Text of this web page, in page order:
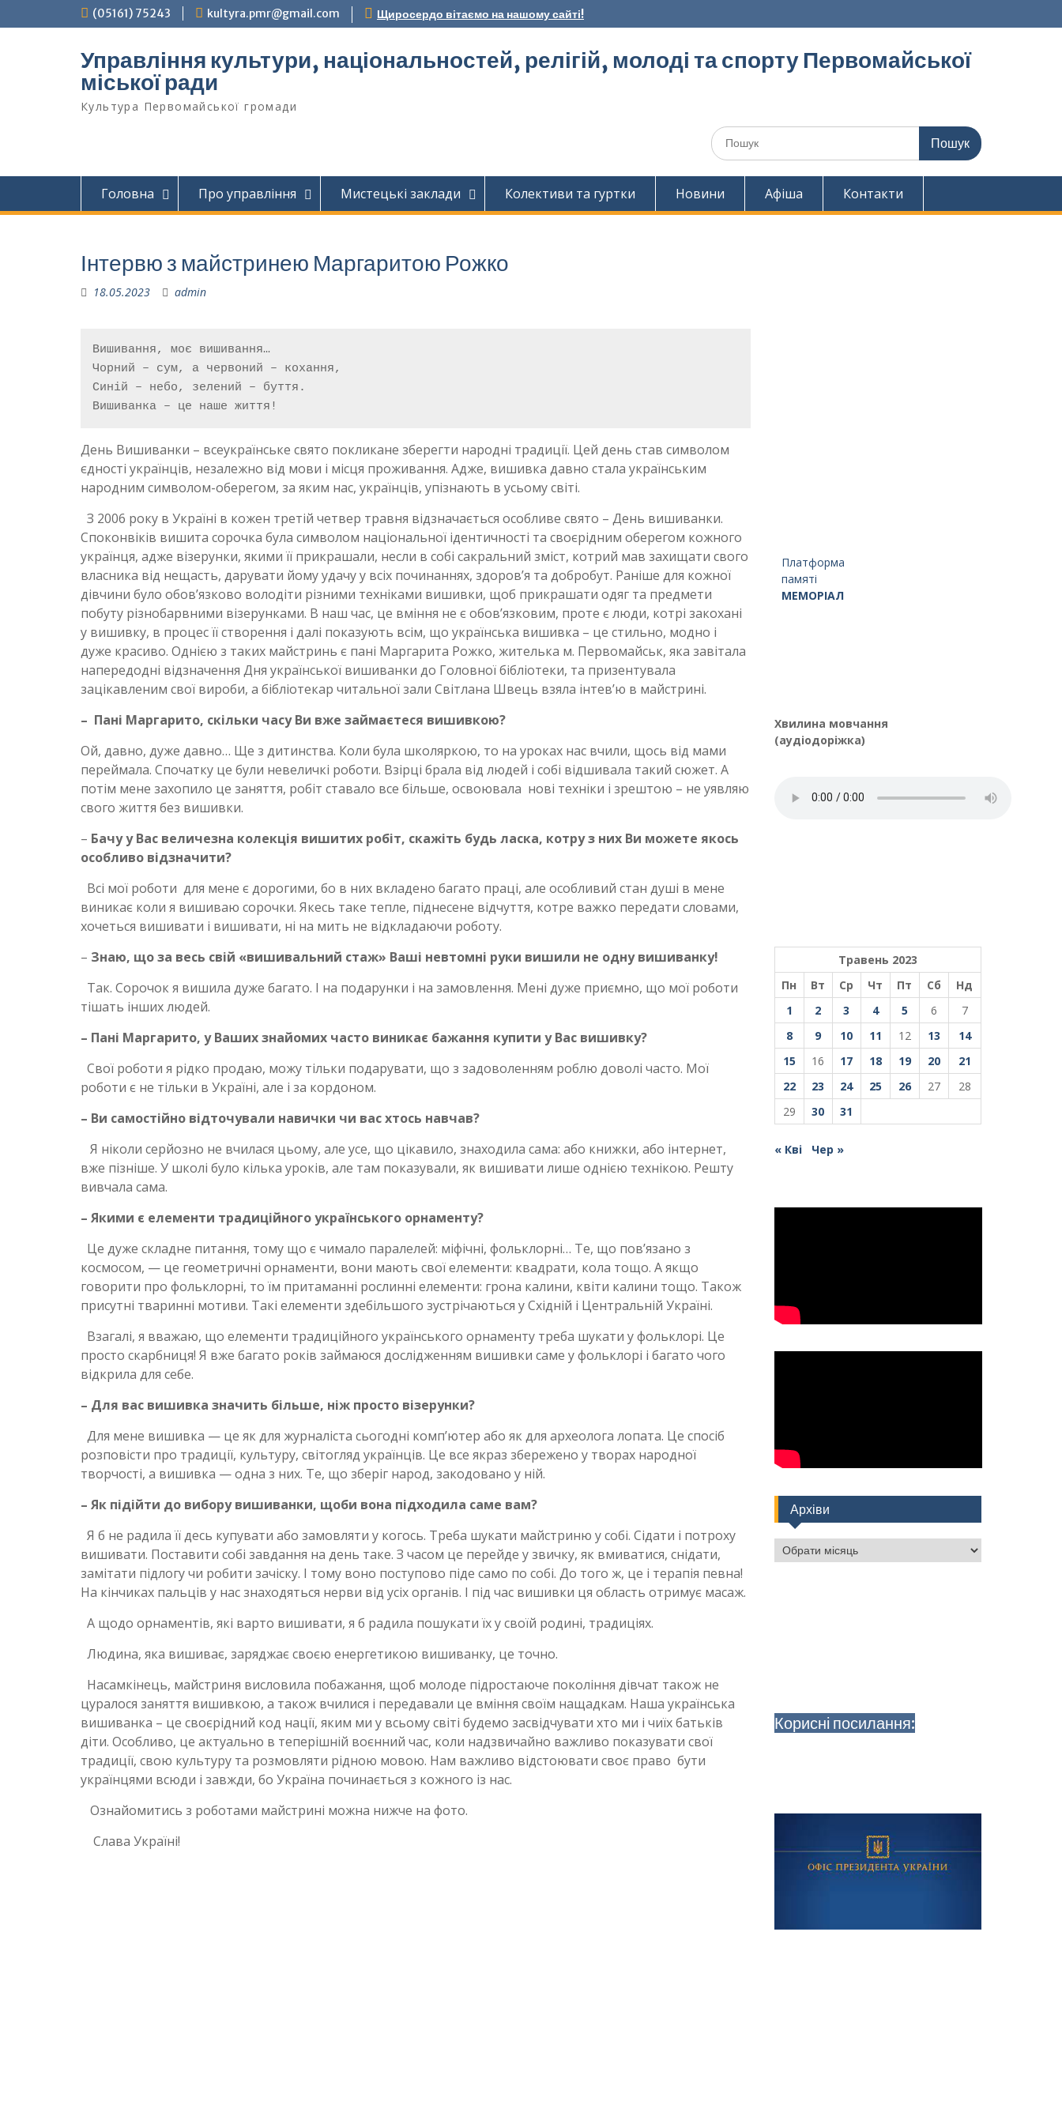
до
(05161) 75243 kultyra.pmr@gmail.com Щиросердо вітаємо на нашому сайті!
Управління культури, національностей, релігій, молоді та спорту Первомайської
міської ради
Культура Первомайcької громади
Шукати:
Головна Про управління Мистецькі заклади Колективи та гуртки Новини Афіша Контакти
Інтервю з майстринею Маргаритою Рожко
18.05.2023 admin
Вишивання, моє вишивання…
Чорний – сум, а червоний – кохання,
Синій – небо, зелений – буття.
День Вишиванки – всеукраїнське свято покликане зберегти народні традиції. Цей день став символом
єдності українців, незалежно від мови і місця проживання. Адже, вишивка давно стала українським
народним символом-оберегом, за яким нас, українців, упізнають в усьому світі.
З 2006 року в Україні в кожен третій четвер травня відзначається особливе свято – День вишиванки.
Споконвіків вишита сорочка була символом національної ідентичності та своєрідним оберегом кожного
українця, адже візерунки, якими її прикрашали, несли в собі сакральний зміст, котрий мав захищати свого
власника від нещасть, дарувати йому удачу у всіх починаннях, здоров’я та добробут. Раніше для кожної
дівчини було обов’язково володіти різними техніками вишивки, щоб прикрашати одяг та предмети
побуту різнобарвними візерунками. В наш час, це вміння не є обов’язковим, проте є люди, котрі закохані
у вишивку, в процес її створення і далі показують всім, що українська вишивка – це стильно, модно і
дуже красиво. Однією з таких майстринь є пані Маргарита Рожко, жителька м. Первомайськ, яка завітала
напередодні відзначення Дня української вишиванки до Головної бібліотеки, та призентувала
зацікавленим свої вироби, а бібліотекар читальної зали Світлана Швець взяла інтев’ю в майстрині.
– Пані Маргарито, скільки часу Ви вже займаєтеся вишивкою?
Ой, давно, дуже давно… Ще з дитинства. Коли була школяркою, то на уроках нас вчили, щось від мами
переймала. Спочатку це були невеличкі роботи. Взірці брала від людей і собі відшивала такий сюжет. А
потім мене захопило це заняття, робіт ставало все більше, освоювала нові техніки і зрештою – не уявляю
свого життя без вишивки.
– Бачу у Вас величезна колекція вишитих робіт, скажіть будь ласка, котру з них Ви можете якось
особливо відзначити?
Всі мої роботи для мене є дорогими, бо в них вкладено багато праці, але особливий стан душі в мене
виникає коли я вишиваю сорочки. Якесь таке тепле, піднесене відчуття, котре важко передати словами,
хочеться вишивати і вишивати, ні на мить не відкладаючи роботу.
– Знаю, що за весь свій «вишивальний стаж» Ваші невтомні руки вишили не одну вишиванку!
Так. Сорочок я вишила дуже багато. І на подарунки і на замовлення. Мені дуже приємно, що мої роботи
тішать інших людей.
– Пані Маргарито, у Ваших знайомих часто виникає бажання купити у Вас вишивку?
Свої роботи я рідко продаю, можу тільки подарувати, що з задоволенням роблю доволі часто. Мої
роботи є не тільки в Україні, але і за кордоном.
– Ви самостійно відточували навички чи вас хтось навчав?
Я ніколи серйозно не вчилася цьому, але усе, що цікавило, знаходила сама: або книжки, або інтернет,
вже пізніше. У школі було кілька уроків, але там показували, як вишивати лише однією технікою. Решту
вивчала сама.
– Якими є елементи традиційного українського орнаменту?
Це дуже складне питання, тому що є чимало паралелей: міфічні, фольклорні… Те, що пов’язано з
космосом, — це геометричні орнаменти, вони мають свої елементи: квадрати, кола тощо. А якщо
говорити про фольклорні, то їм притаманні рослинні елементи: грона калини, квіти калини тощо. Також
присутні тваринні мотиви. Такі елементи здебільшого зустрічаються у Східній і Центральній Україні.
Взагалі, я вважаю, що елементи традиційного українського орнаменту треба шукати у фольклорі. Це
просто скарбниця! Я вже багато років займаюся дослідженням вишивки саме у фольклорі і багато чого
відкрила для себе.
– Для вас вишивка значить більше, ніж просто візерунки?
Для мене вишивка — це як для журналіста сьогодні комп’ютер або як для археолога лопата. Це спосіб
розповісти про традиції, культуру, світогляд українців. Це все якраз збережено у творах народної
творчості, а вишивка — одна з них. Те, що зберіг народ, закодовано у ній.
– Як підійти до вибору вишиванки, щоби вона підходила саме вам?
Я б не радила її десь купувати або замовляти у когось. Треба шукати майстриню у собі. Сідати і потроху
вишивати. Поставити собі завдання на день таке. З часом це перейде у звичку, як вмиватися, снідати,
замітати підлогу чи робити зачіску. І тому воно поступово піде само по собі. До того ж, це і терапія певна!
На кінчиках пальців у нас знаходяться нерви від усіх органів. І під час вишивки ця область отримує масаж.
А щодо орнаментів, які варто вишивати, я б радила пошукати їх у своїй родині, традиціях.
Людина, яка вишиває, заряджає своєю енергетикою вишиванку, це точно.
Насамкінець, майстриня висловила побажання, щоб молоде підростаюче покоління дівчат також не
цуралося заняття вишивкою, а також вчилися і передавали це вміння своїм нащадкам. Наша українська
вишиванка – це своєрідний код нації, яким ми у всьому світі будемо засвідчувати хто ми і чиїх батьків
діти. Особливо, це актуально в теперішній воєнний час, коли надзвичайно важливо показувати свої
традиції, свою культуру та розмовляти рідною мовою. Нам важливо відстоювати своє право бути
українцями всюди і завжди, бо Україна починається з кожного із нас.
Ознайомитись з роботами майстрині можна нижче на фото.
Слава Україні!
Платформа
памяті
МЕМОРІАЛ
Хвилина мовчання
(аудіодоріжка)
Травень 2023
Пн
Вт Ср Чт Пт Сб
Нд
1
2 3 4 5 6
7
8
9 10 11 12 13
14
15
16 17 18 19 20
21
22
23 24 25 26 27
28
29
30 31
« Кві Чер »
Архіви
Архіви
Корисні посилання: